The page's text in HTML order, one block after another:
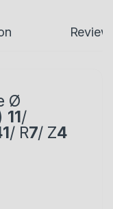
Ø
11/
/ R7/ Z4